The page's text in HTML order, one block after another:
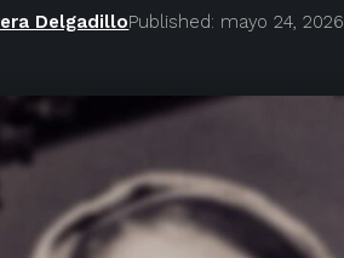
DelgadilloPublished: mayo 24, 2026